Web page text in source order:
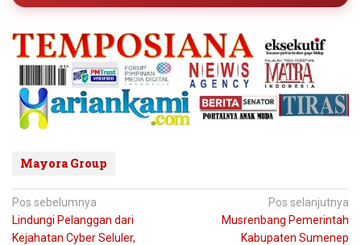
Mayora Group
Navigasi
pos
Pos sebelumnya
Lindungi Pelanggan dari
Kejahatan Cyber Seluler,
Pos selanjutnya
Musrenbang Pemerintah
Kabupaten Sumenep